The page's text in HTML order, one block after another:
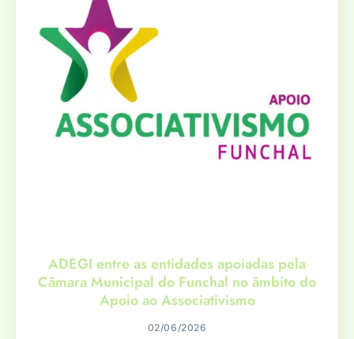
ADEGI entre as entidades apoiadas pela
Câmara Municipal do Funchal no âmbito do
Apoio ao Associativismo
02/06/2026